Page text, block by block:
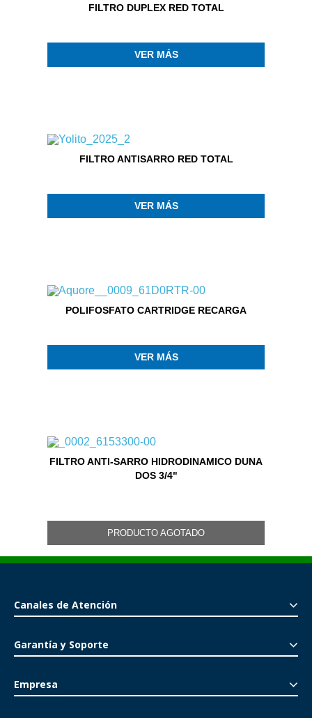
FILTRO DUPLEX RED TOTAL
VER MÁS
FILTRO ANTISARRO RED TOTAL
VER MÁS
POLIFOSFATO CARTRIDGE RECARGA
VER MÁS
FILTRO ANTI-SARRO HIDRODINAMICO DUNA
DOS 3/4"
PRODUCTO AGOTADO
Canales de Atención
Garantía y Soporte
Empresa